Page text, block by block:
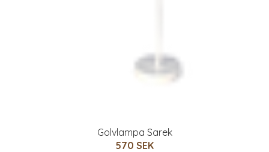
Golvlampa Sarek
570 SEK